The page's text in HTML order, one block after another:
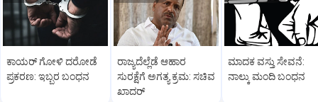
ಕಾಯರ್ ಗೋಳಿ ದರೋಡೆ
ಪ್ರಕರಣ: ಇಬ್ಬರ ಬಂಧನ
ರಾಜ್ಯದೆಲ್ಲೆಡೆ ಆಹಾರ
ಸುರಕ್ಷೆಗೆ ಅಗತ್ಯ ಕ್ರಮ: ಸಚಿವ
ಖಾದರ್
ಮಾದಕ ವಸ್ತು ಸೇವನೆ:
ನಾಲ್ಕು ಮಂದಿ ಬಂಧನ